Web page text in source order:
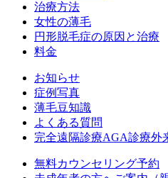
治療方法
女性の薄毛
円形脱毛症の原因と治療
料金
お知らせ
症例写真
薄毛豆知識
よくある質問
完全遠隔診療AGA診療外
無料カウンセリング予約